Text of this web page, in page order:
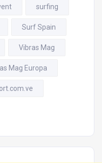
surfing
Surf Spain
Vibras Mag
Mag Europa